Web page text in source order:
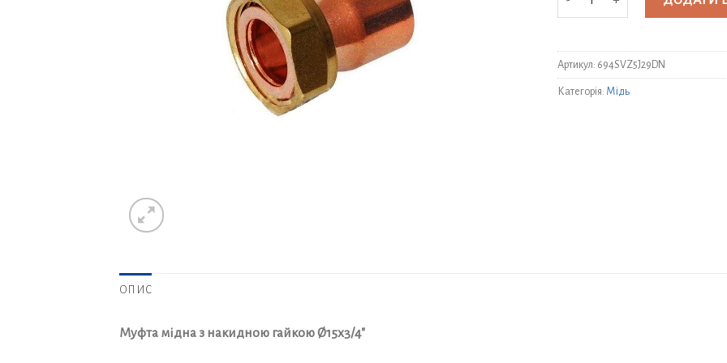
Артикул: 694SVZ5J29DN
Категорія: Мідь
ОПИС
Муфта мідна з накидною гайкою Ø15х3/4″